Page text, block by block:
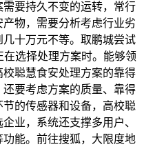
要持久不变的运转，常行
物，需要分析考虑行业劣
十万元不等。取鹏城尝试
选择处理方案时。能够领
聪慧食安处理方案的靠得
要考虑方案的质量、靠得
的传感器和设备，高校聪
业，系统还支撑多用户、
能。前往搜狐，大限度地